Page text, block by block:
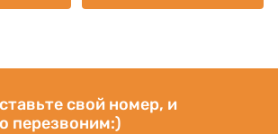
свой номер, и
перезвоним:)